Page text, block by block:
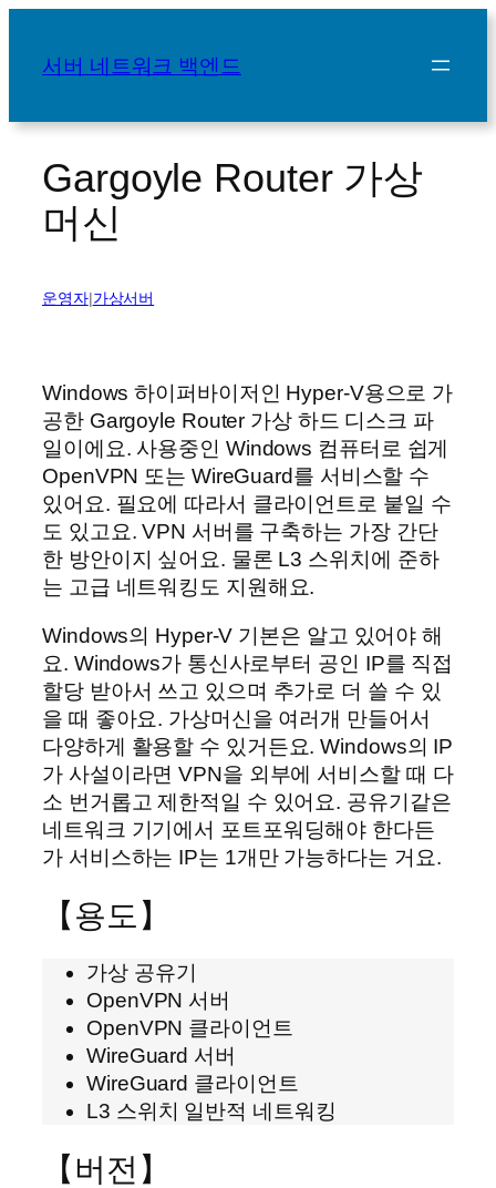
바
서버 네트워크 백엔드
Gargoyle Router 가상
머신
운영자|가상서버
Windows 하이퍼바이저인 Hyper-V용으로 가
공한 Gargoyle Router 가상 하드 디스크 파
일이에요. 사용중인 Windows 컴퓨터로 쉽게
OpenVPN 또는 WireGuard를 서비스할 수
있어요. 필요에 따라서 클라이언트로 붙일 수
도 있고요. VPN 서버를 구축하는 가장 간단
한 방안이지 싶어요. 물론 L3 스위치에 준하
는 고급 네트워킹도 지원해요.
Windows의 Hyper-V 기본은 알고 있어야 해
요. Windows가 통신사로부터 공인 IP를 직접
할당 받아서 쓰고 있으며 추가로 더 쓸 수 있
을 때 좋아요. 가상머신을 여러개 만들어서
다양하게 활용할 수 있거든요. Windows의 IP
가 사설이라면 VPN을 외부에 서비스할 때 다
소 번거롭고 제한적일 수 있어요. 공유기같은
네트워크 기기에서 포트포워딩해야 한다든
가 서비스하는 IP는 1개만 가능하다는 거요.
【용도】
가상 공유기
OpenVPN 서버
OpenVPN 클라이언트
WireGuard 서버
WireGuard 클라이언트
L3 스위치 일반적 네트워킹
【버전】